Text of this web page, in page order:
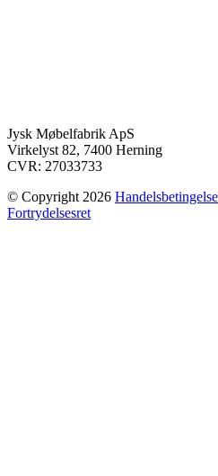
Jysk Møbelfabrik ApS
Virkelyst 82, 7400 Herning
CVR: 27033733
© Copyright 2026
Fortrydelsesret